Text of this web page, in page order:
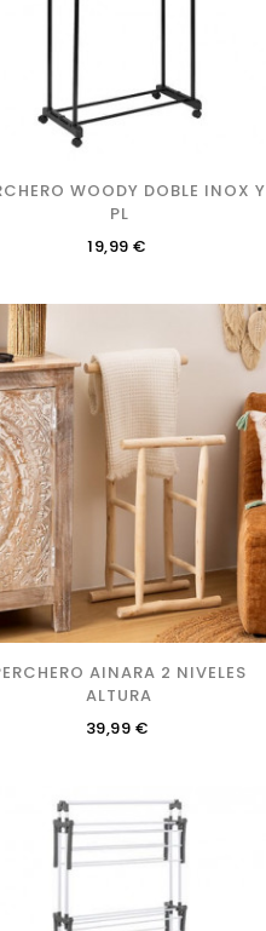
WOODY DOBLE INOX Y
PL
Precio
19,99 €
AINARA 2 NIVELES
ALTURA
Precio
39,99 €